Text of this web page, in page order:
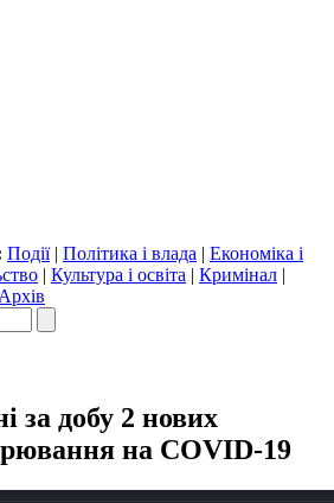
Події| Політика і влада | Економіка і
| Культура і освіта | Кримінал |
Архів
за добу 2 нових
на COVID-19